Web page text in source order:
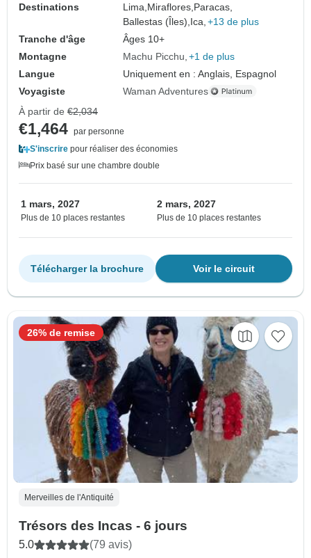
Destinations
Lima, Miraflores, Paracas,
Ballestas (Îles), Ica, +13 de plus
Tranche d'âge
Âges 10+
Montagne
Machu Picchu +1 de plus
Langue
Uniquement en : Anglais, Espagnol
Voyagiste
Waman Adventures
À partir de €2,034
€1,464 par personne
S'inscrire pour réaliser des économies
Prix basé sur une chambre double
1 mars, 2027
Plus de 10 places restantes
2 mars, 2027
Plus de 10 places restantes
Voir le circuit
Télécharger la brochure
Merveilles de l'Antiquité
Trésors des Incas - 6 jours
5.0 (79 avis)
26% de remise